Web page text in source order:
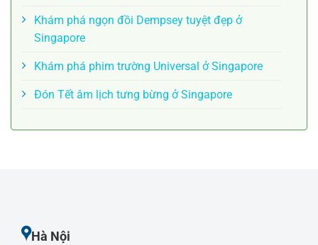
Khám phá ngọn đồi Dempsey tuyệt đẹp ở
Singapore
Khám phá phim trường Universal ở Singapore
Đón Tết âm lịch tưng bừng ở Singapore
Hà Nội